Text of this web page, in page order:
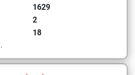
1629
2
18